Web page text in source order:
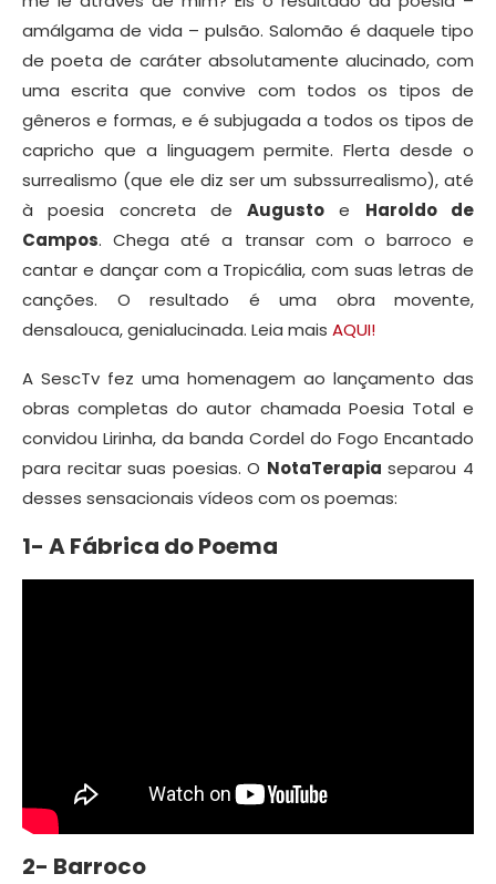
amálgama de vida – pulsão. Salomão é daquele tipo
de poeta de caráter absolutamente alucinado, com
uma escrita que convive com todos os tipos de
gêneros e formas, e é subjugada a todos os tipos de
capricho que a linguagem permite. Flerta desde o
surrealismo (que ele diz ser um subssurrealismo), até
à poesia concreta deAugusto e Haroldo de
Campos. Chega até a transar com o barroco e
cantar e dançar com a Tropicália, com suas letras de
canções. O resultado é uma obra movente,
densalouca, genialucinada. Leia mais AQUI!
A SescTv fez uma homenagem ao lançamento das
obras completas do autor chamada Poesia Total e
convidou Lirinha, da banda Cordel do Fogo Encantado
para recitar suas poesias. O NotaTerapia separou 4
desses sensacionais vídeos com os poemas:
1- A Fábrica do Poema
2- Barroco